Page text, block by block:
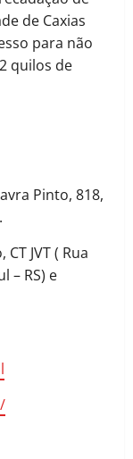
de Caxias
para não
quilos de
Pinto, 818,
JVT ( Rua
– RS) e